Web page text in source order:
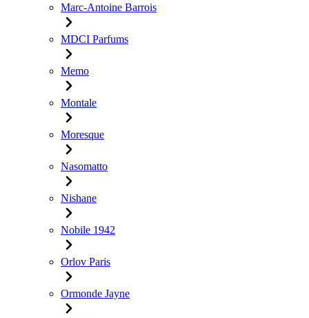
Marc-Antoine Barrois
MDCI Parfums
Memo
Montale
Moresque
Nasomatto
Nishane
Nobile 1942
Orlov Paris
Ormonde Jayne